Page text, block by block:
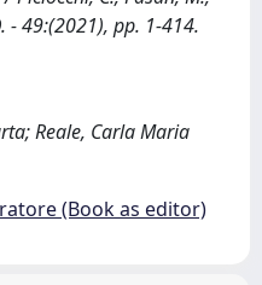
- 49:(2021), pp. 1-414.
Reale, Carla Maria
(Book as editor)